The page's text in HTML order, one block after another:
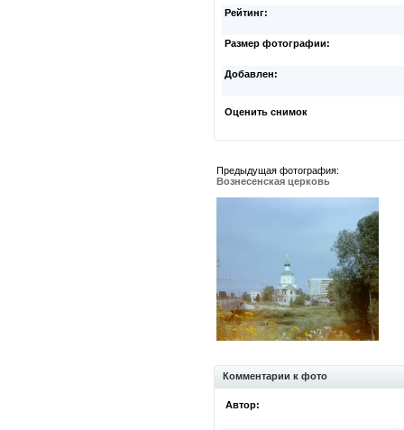
Рейтинг:
Размер фотографии:
Добавлен:
Оценить снимок
Предыдущая фотография:
Вознесенская церковь
Комментарии к фото
Автор: